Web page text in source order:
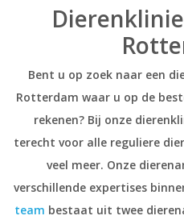
Bent u op zoek naar een
Rotterdam waar u op de
rekenen? Bij onze
terecht voor alle reguliere
veel meer. Onze
verschillende expertises
team bestaat uit twee